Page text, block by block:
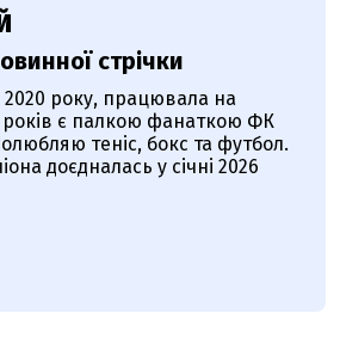
стрічки
2020 року, працювала на
років є палкою фанаткою ФК
теніс, бокс та футбол.
доєдналась у січні 2026